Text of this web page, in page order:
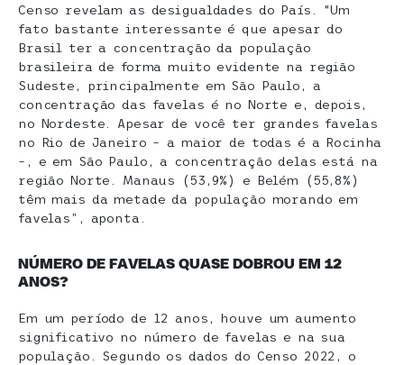
Censo revelam as desigualdades do País. “Um
fato bastante interessante é que apesar do
Brasil ter a concentração da população
brasileira de forma muito evidente na região
Sudeste, principalmente em São Paulo, a
concentração das favelas é no Norte e, depois,
no Nordeste. Apesar de você ter grandes favelas
no Rio de Janeiro – a maior de todas é a Rocinha
–, e em São Paulo, a concentração delas está na
região Norte. Manaus (53,9%) e Belém (55,8%)
têm mais da metade da população morando em
favelas”, aponta.
NÚMERO DE FAVELAS QUASE DOBROU EM 12
ANOS?
Em um período de 12 anos, houve um aumento
significativo no número de favelas e na sua
população. Segundo os dados do Censo 2022, o